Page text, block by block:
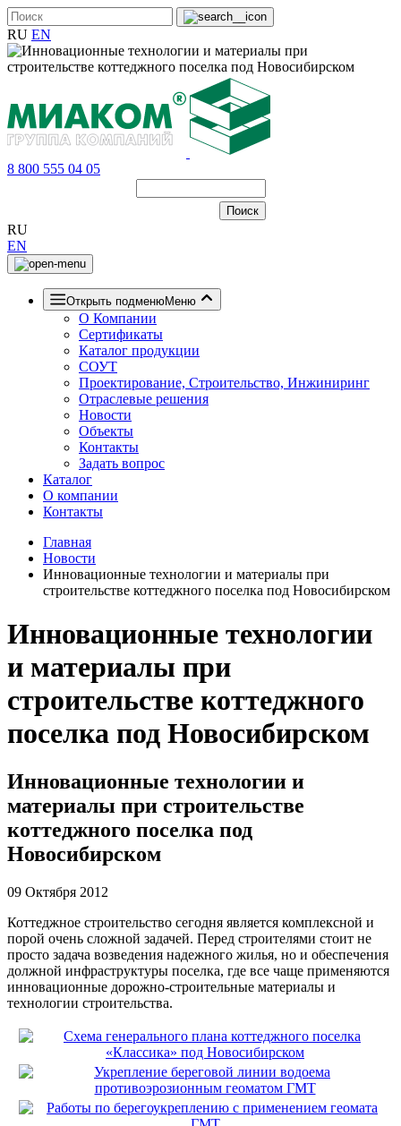
RU EN
8 800 555 04 05
RU
EN
Открыть подменюМеню
О Компании
Сертификаты
Каталог продукции
СОУТ
Проектирование, Строительство, Инжиниринг
Отраслевые решения
Новости
Объекты
Контакты
Задать вопрос
Каталог
О компании
Контакты
Главная
Новости
Инновационные технологии и материалы при
строительстве коттеджного поселка под Новосибирском
Инновационные технологии
и материалы при
строительстве коттеджного
поселка под Новосибирском
Инновационные технологии и
материалы при строительстве
коттеджного поселка под
Новосибирском
09 Октября 2012
Коттеджное строительство сегодня является комплексной и
порой очень сложной задачей. Перед строителями стоит не
просто задача возведения надежного жилья, но и обеспечения
должной инфраструктуры поселка, где все чаще применяются
инновационные дорожно-строительные материалы и
технологии строительства.